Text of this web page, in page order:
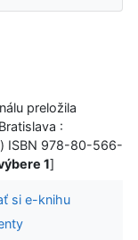
preložila
:
ISBN 978-80-566-
1]
si e-knihu